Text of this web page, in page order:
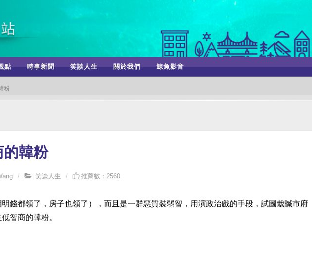
點 時事新聞 笑談人生 關於我們 鯨魚影音
粉
的韓粉
笑談人生 推薦數：2560
錢都領了，房子也領了），而且是一群惡質裝弱智，用演政治戲的手段，試圖栽贓市府
智商的韓粉。